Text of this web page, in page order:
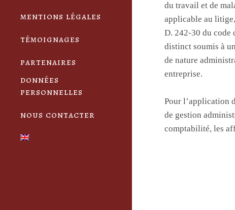
mentions légales
témoignages
partenaires
données
personnelles
nous contacter
du travail et de
applicable au
D. 242-30 du code
distinct soumis à
de nature
entreprise.
Pour l’application
de gestion
comptabilité, les